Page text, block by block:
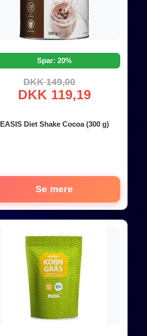
Spar: 20%
DKK 149,00
DKK 119,19
EASIS Diet Shake Cocoa (300 g)
Se mere